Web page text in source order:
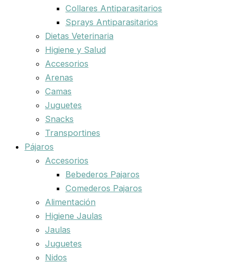
Collares Antiparasitarios
Sprays Antiparasitarios
Dietas Veterinaria
Higiene y Salud
Accesorios
Arenas
Camas
Juguetes
Snacks
Transportines
Pájaros
Accesorios
Bebederos Pajaros
Comederos Pajaros
Alimentación
Higiene Jaulas
Jaulas
Juguetes
Nidos